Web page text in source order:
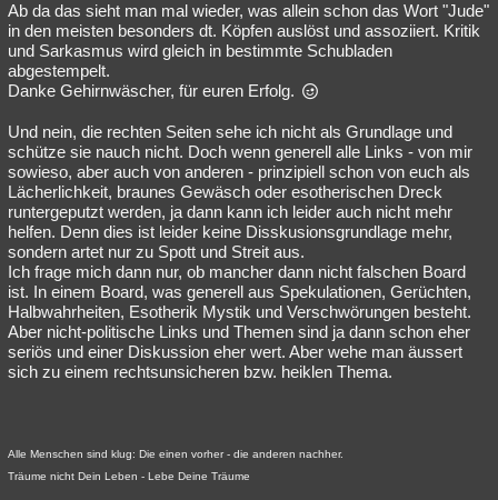
Ab da das sieht man mal wieder, was allein schon das Wort "Jude"
in den meisten besonders dt. Köpfen auslöst und assoziiert. Kritik
und Sarkasmus wird gleich in bestimmte Schubladen
abgestempelt.
Danke Gehirnwäscher, für euren Erfolg.
Und nein, die rechten Seiten sehe ich nicht als Grundlage und
schütze sie nauch nicht. Doch wenn generell alle Links - von mir
sowieso, aber auch von anderen - prinzipiell schon von euch als
Lächerlichkeit, braunes Gewäsch oder esotherischen Dreck
runtergeputzt werden, ja dann kann ich leider auch nicht mehr
helfen. Denn dies ist leider keine Disskusionsgrundlage mehr,
sondern artet nur zu Spott und Streit aus.
Ich frage mich dann nur, ob mancher dann nicht falschen Board
ist. In einem Board, was generell aus Spekulationen, Gerüchten,
Halbwahrheiten, Esotherik Mystik und Verschwörungen besteht.
Aber nicht-politische Links und Themen sind ja dann schon eher
seriös und einer Diskussion eher wert. Aber wehe man äussert
sich zu einem rechtsunsicheren bzw. heiklen Thema.
Alle Menschen sind klug: Die einen vorher - die anderen nachher.
Träume nicht Dein Leben - Lebe Deine Träume